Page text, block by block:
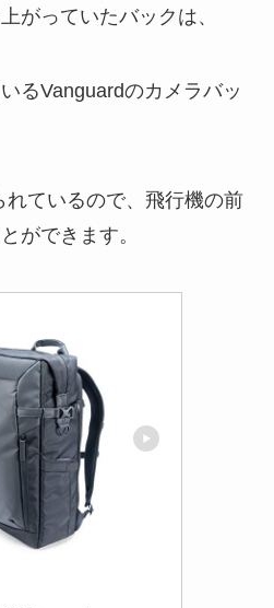
がっていたバックは、
るVanguardのカメラバッ
れているので、飛行機の前
ができます。